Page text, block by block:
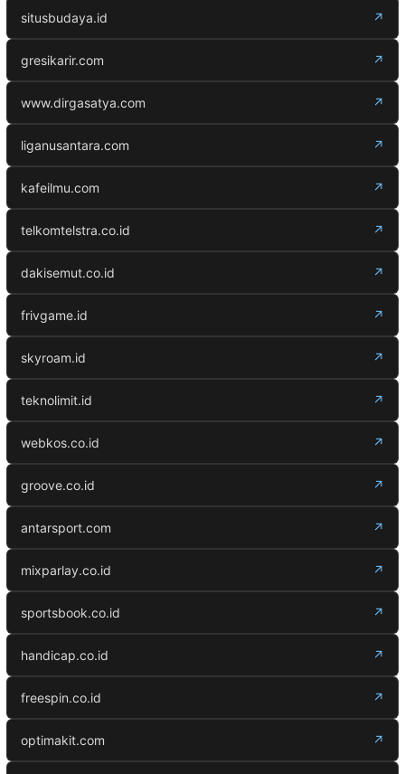
situsbudaya.id ↗
gresikarir.com ↗
www.dirgasatya.com ↗
liganusantara.com ↗
kafeilmu.com ↗
telkomtelstra.co.id ↗
dakisemut.co.id ↗
frivgame.id ↗
skyroam.id ↗
teknolimit.id ↗
webkos.co.id ↗
groove.co.id ↗
antarsport.com ↗
mixparlay.co.id ↗
sportsbook.co.id ↗
handicap.co.id ↗
freespin.co.id ↗
optimakit.com ↗